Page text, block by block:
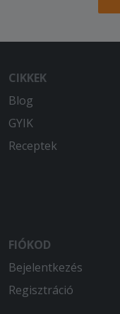
CIKKEK
Blog
GYIK
Receptek
FIÓKOD
Bejelentkezés
Regisztráció